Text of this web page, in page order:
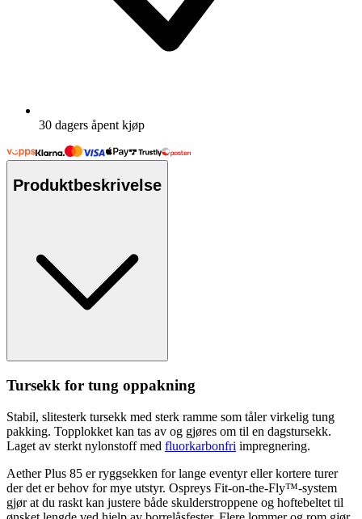
30 dagers åpent kjøp
Produktbeskrivelse
Tursekk for tung oppakning
Stabil, slitesterk tursekk med sterk ramme som tåler virkelig tung
pakking. Topplokket kan tas av og gjøres om til en dagstursekk.
Laget av sterkt nylonstoff med fluorkarbonfri impregnering.
Aether Plus 85 er ryggsekken for lange eventyr eller kortere turer
der det er behov for mye utstyr. Ospreys Fit-on-the-Fly™-system
gjør at du raskt kan justere både skulderstroppene og hoftebeltet til